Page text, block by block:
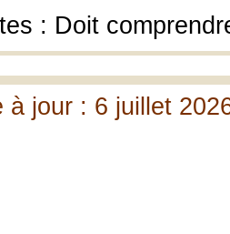
: Doit
à jour : 6 juillet